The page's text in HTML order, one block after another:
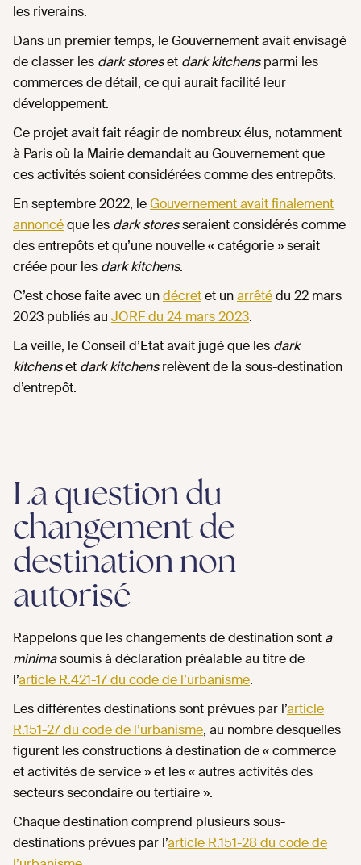
les riverains.
Dans un premier temps, le Gouvernement avait envisagé
de classer les dark storeset dark kitchensparmi les
commerces de détail, ce qui aurait facilité leur
développement.
Ce projet avait fait réagir de nombreux élus, notamment
à Paris où la Mairie demandait au Gouvernement que
ces activités soient considérées comme des entrepôts.
En septembre 2022, leGouvernement avait finalement
annoncéque les dark storesseraient considérés comme
des entrepôts et qu’une nouvelle « catégorie » serait
créée pour les dark kitchens.
C’est chose faite avec undécretet unarrêtédu 22 mars
2023 publiés au JORF du 24 mars 2023.
La veille, le Conseil d’Etat avait jugé que les dark
kitchenset dark kitchensrelèvent de la sous-destination
d’entrepôt.
La question du
changement de
destination non
autorisé
Rappelons que les changements de destination sont a
minimasoumis à déclaration préalable au titre de
l’article R.421-17 du code de l’urbanisme.
Les différentes destinations sont prévues par l’article
R.151-27 du code de l’urbanisme, au nombre desquelles
figurent les constructions à destination de « commerce
et activités de service » et les « autres activités des
secteurs secondaire ou tertiaire ».
Chaque destination comprend plusieurs sous-
destinations prévues par l’article R.151-28 du code de